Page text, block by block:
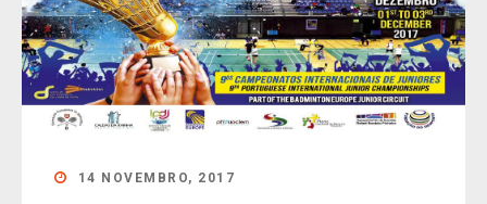
14 NOVEMBRO, 2017